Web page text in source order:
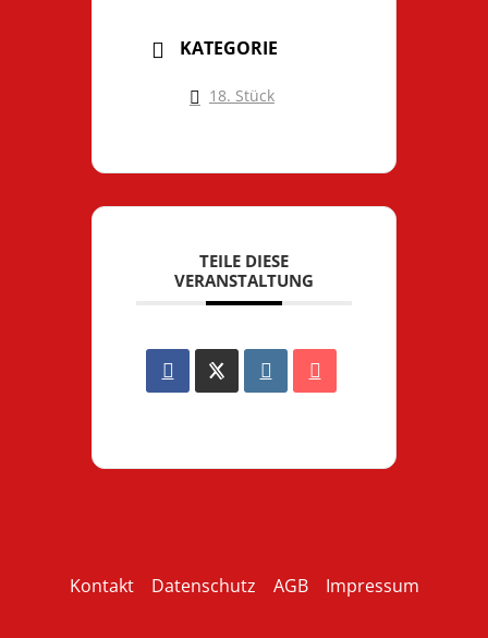
KATEGORIE
18. Stück
TEILE DIESE
VERANSTALTUNG
Kontakt Datenschutz AGB Impressum